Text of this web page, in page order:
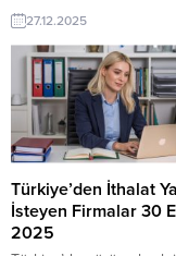
rekabetçi fiyatlara
TurkishExporter’ı tercih
Platform, sektör bazlı
taleplerini günlük olarak
Türk üreticileri küresel
hızlı ve doğru şekilde
Aşağıda örnekleri
Günün Öne Çıkan Alım
ve İthalatçı Listesi Fas
Türkiye’de Kitap...
27.12.2025
Türkiye’den İthalat
İsteyen Firmalar 30
2025